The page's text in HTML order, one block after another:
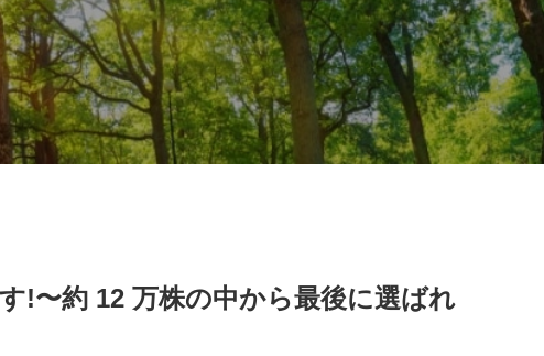
!〜約 12 万株の中から最後に選ばれ